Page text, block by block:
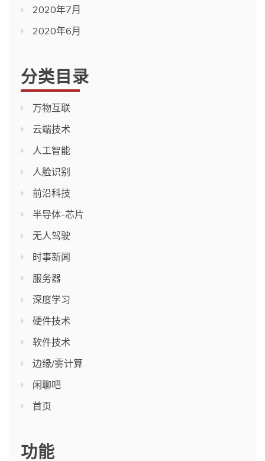
2020年7月
2020年6月
分类目录
万物互联
云端技术
人工智能
人脸识别
前沿科技
半导体-芯片
无人驾驶
时事新闻
服务器
深度学习
硬件技术
软件技术
边缘/雾计算
闲聊吧
首页
功能